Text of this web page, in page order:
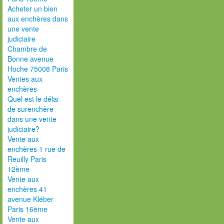
Acheter un bien
aux enchères dans
une vente
judiciaire
Chambre de
Bonne avenue
Hoche 75008 Paris
Ventes aux
enchères
Quel est le délai
de surenchère
dans une vente
judiciaire?
Vente aux
enchères 1 rue de
Reuilly Paris
12ème
Vente aux
enchères 41
avenue Kléber
Paris 16ème
Vente aux